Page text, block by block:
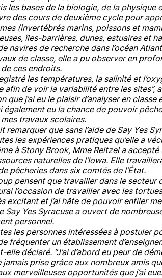
les bases de la biologie, de la physique
des cours de deuxième cycle pour
(invertébrés marins, poissons et
îles-barrières, dunes, estuaires et
navires de recherche dans l’océan
de classe, elle a pu observer en
de ces endroits.
les températures, la salinité et
afin de voir la variabilité entre les sites”,
que j’ai eu le plaisir d’analyser en
également eu la chance de pouvoir
travaux scolaires.
remarquer que sans l’aide de Say Yes
les expériences pratiques qu’elle a
à Stony Brook, Mme Reitzel a accepté
naturelles de l’Iowa. Elle
pêcheries dans six comtés de l’État.
pensent que travailler dans le secteur
l’occasion de travailler avec les
excitant et j’ai hâte de pouvoir enfiler
Say Yes Syracuse a ouvert de
personnel.
les personnes intéressées à postuler
fréquenter un établissement
elle déclaré. “J’ai d’abord eu peur de
jamais prise grâce aux nombreux amis
merveilleuses opportunités que j’ai